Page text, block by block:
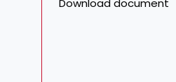
Download document